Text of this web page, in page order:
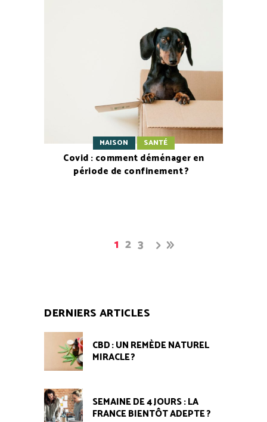
MAISON SANTÉ
Covid : comment déménager en
période de confinement ?
1 2 3
DERNIERS ARTICLES
CBD : UN REMÈDE NATUREL
MIRACLE ?
SEMAINE DE 4 JOURS : LA
FRANCE BIENTÔT ADEPTE ?